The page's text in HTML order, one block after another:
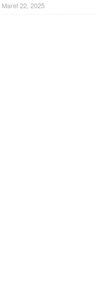
Maret 22, 2025